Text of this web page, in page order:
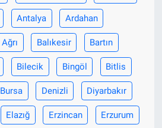
Antalya Ardahan
Ağrı Balıkesir Bartın
Bilecik Bingöl Bitlis
Bursa Denizli Diyarbakır
Elazığ Erzincan Erzurum